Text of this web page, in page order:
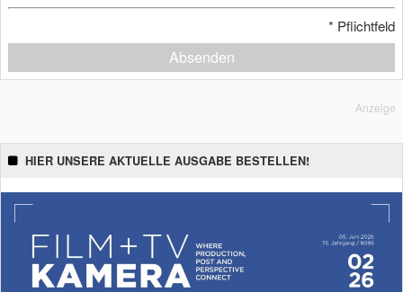
* Pflichtfeld
Absenden
Anzeige
HIER UNSERE AKTUELLE AUSGABE BESTELLEN!